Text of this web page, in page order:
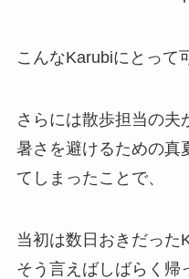
こんなKarubiにとって
さらには散歩担当の夫
暑さを避けるための真
てしまったことで、
当初は数日おきだった
そう言えばしばらく帰